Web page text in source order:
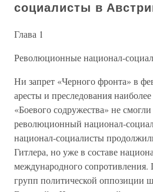
социалисты в
Глава 1
Революционные национал-
Ни запрет «Черного фронта» в
аресты и преследования
«Боевого содружества» не
революционный национал-
национал-социалисты
Гитлера, но уже в составе
международного сопротивления.
групп политической оппозиции